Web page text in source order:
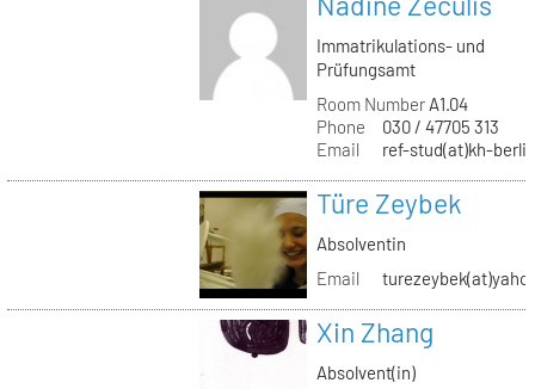
Immatrikulations- und
Prüfungsamt
Room NumberA1.04
Phone
030 / 47705 313
Email
ref-stud(at)kh-
Türe Zeybek
Absolventin
Email
Xin Zhang
Absolvent(in)